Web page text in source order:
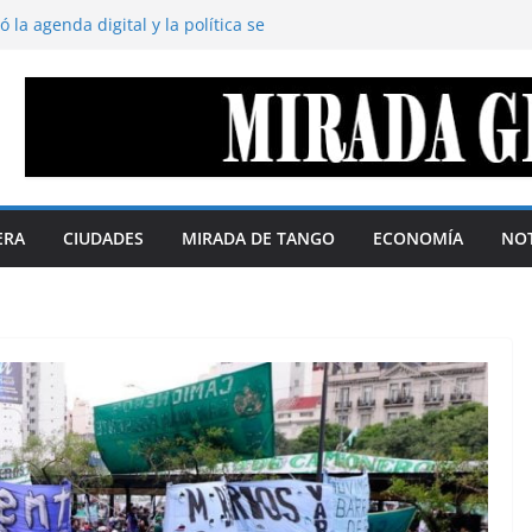
la agenda digital y la política se
territorio define el margen de soberanía
soberanas. Por Telma Luzzani
CIUDADES MIRADA DE TANGO ECONOMÍA